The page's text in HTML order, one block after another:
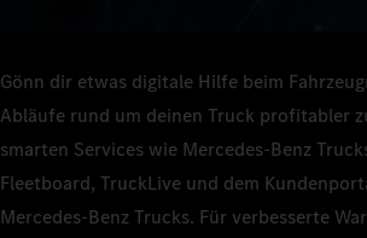
Gönn dir etwas digitale Hilfe beim
Abläufe rund um deinen Truck profitabler
smarten Services wie Mercedes‑Benz
Fleetboard, TruckLive und dem
Mercedes‑Benz Trucks. Für verbesserte